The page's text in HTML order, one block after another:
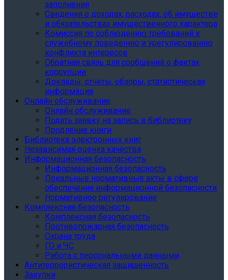
заполнения
Сведения о доходах, расходах, об имуществе
и обязательствах имущественного характера
Комиссия по соблюдению требований к
служебному поведению и урегулированию
конфликта интересов
Обратная связь для сообщений о фактах
коррупции
Доклады, отчеты, обзоры, статистическая
информация
Онлайн обслуживание
Онлайн обслуживание
Подать заявку на запись в библиотеку
Продление книги
Библиотека электронных книг
Независимая оценка качества
Информационная безопасность
Информационная безопасность
Локальные нормативные акты в сфере
обеспечения информационной безопасности
Нормативное регулирование
Комплексная безопасность
Комплексная безопасность
Противопожарная безопасность
Охрана труда
ГО и ЧС
Работа с персональными данными
Антитеррористическая защищенность
Закупки